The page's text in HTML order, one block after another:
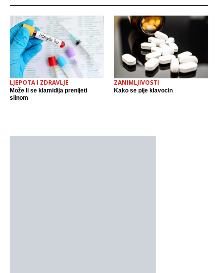
LJEPOTA I ZDRAVLJE
Može li se klamidija prenijeti
slinom
ZANIMLJIVOSTI
Kako se pije klavocin